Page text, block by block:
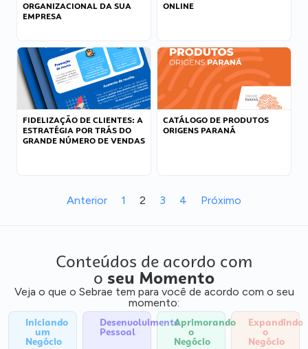
ORGANIZACIONAL DA SUA
EMPRESA
ONLINE
FIDELIZAÇÃO DE CLIENTES: A
ESTRATÉGIA POR TRÁS DO
GRANDE NÚMERO DE VENDAS
CATÁLOGO DE PRODUTOS
ORIGENS PARANÁ
Anterior 1 2 3 4 Próximo
Conteúdos de acordo com
o seu Momento
Veja o que o Sebrae tem para você de acordo com o seu
momento:
Iniciando
um
Negócio
Desenvolvimento
Pessoal
Aprimorando
o
Negócio
Expandindo
o
Negócio